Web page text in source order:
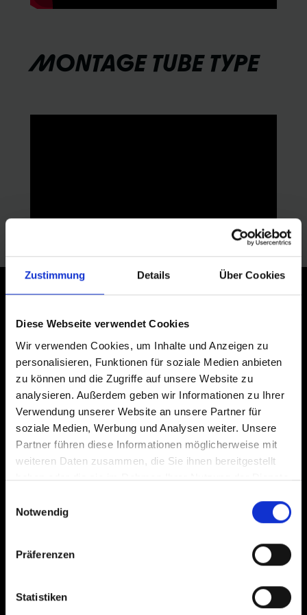
Zustimmung Details Über Cookies
Diese Webseite verwendet Cookies
Wir verwenden Cookies, um Inhalte und Anzeigen zu
personalisieren, Funktionen für soziale Medien anbieten
zu können und die Zugriffe auf unsere Website zu
analysieren. Außerdem geben wir Informationen zu Ihrer
Verwendung unserer Website an unsere Partner für
soziale Medien, Werbung und Analysen weiter. Unsere
Partner führen diese Informationen möglicherweise mit
weiteren Daten zusammen, die Sie ihnen bereitgestellt
haben oder die sie im Rahmen Ihrer Nutzung der Dienste
Notwendig
Präferenzen
Statistiken
MONTAGE TUBE TYPE
Jetzt anmelden
Ich stimme den
den Versand ist jederzeit mit Wirkung für die Zukunft widerruflich, z.B. per
Abmeldelink in jedem Newsletter.
Die mit einem Stern (*) markierten Felder sind Pflichtfelder.
Service & Information
Schlauchsuche
Luftdruckrechner